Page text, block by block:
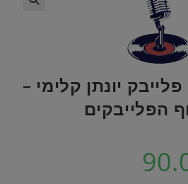
יונתן קלימי –
הפלייבקים